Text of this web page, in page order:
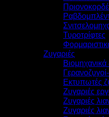
Τυροτρίφτες
Ζυγαριές
Βιομηχανικά
Εκτυπωτές
Ζυγαριές
Ζυγαριές
Ζυγαριές